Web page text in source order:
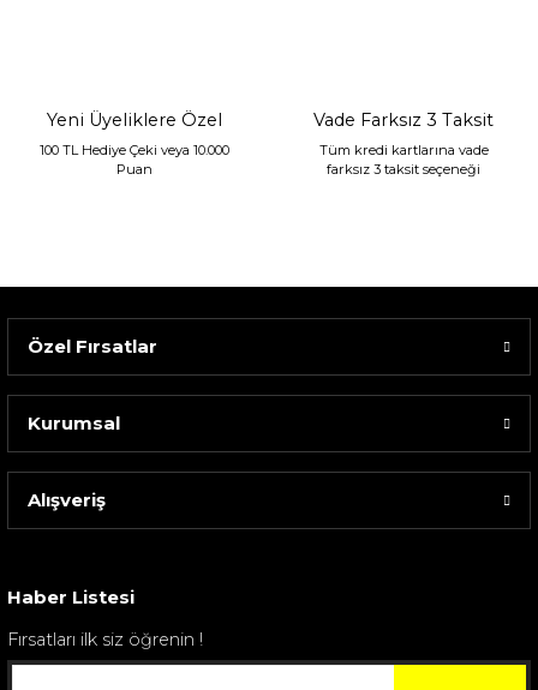
Sarev Elfıda Flanel Nevresim Takımı Çift Kişili...
Yeni Üyeliklere Özel
100 TL Hediye Çeki veya 10.000
Puan
Vade Farksız 3 Taksit
Tüm kredi kartlarına vade
farksız 3 taksit seçeneği
Özel Fırsatlar
Kurumsal
Alışveriş
Haber Listesi
Fırsatları ilk siz öğrenin !